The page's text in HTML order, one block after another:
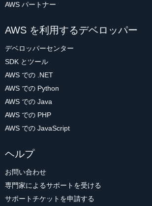
AWS パートナー
AWS を利用するデベロッパー
デベロッパーセンター
SDK とツール
AWS での .NET
AWS での Python
AWS での Java
AWS での PHP
AWS での JavaScript
ヘルプ
お問い合わせ
専門家によるサポートを受ける
サポートチケットを申請する